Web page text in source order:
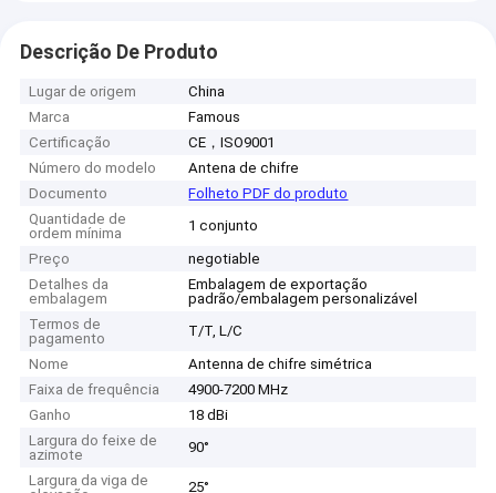
Descrição De Produto
Lugar de origem
China
Marca
Famous
Certificação
CE，ISO9001
Número do modelo
Antena de chifre
Documento
Folheto PDF do produto
Quantidade de
ordem mínima
1 conjunto
Preço
negotiable
Detalhes da
embalagem
Embalagem de exportação
padrão/embalagem personalizável
Termos de
pagamento
T/T, L/C
Nome
Antenna de chifre simétrica
Faixa de frequência
4900-7200 MHz
Ganho
18 dBi
Largura do feixe de
azimote
90°
Largura da viga de
25°